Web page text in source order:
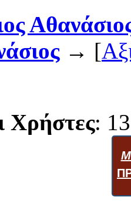
→ [
Χρήστες: 13